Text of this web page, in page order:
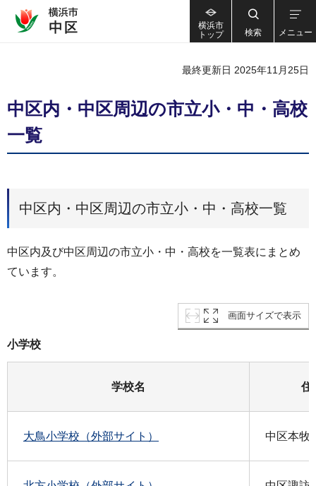
横浜市
トップ
検索 メニュー
最終更新日 2025年11月25日
中区内・中区周辺の市立小・中・高校
一覧
中区内・中区周辺の市立小・中・高校一覧
中区内及び中区周辺の市立小・中・高校を一覧表にまとめ
ています。
画面サイズで表示
小学校
学校名 住
大鳥小学校（外部サイト） 中区本牧